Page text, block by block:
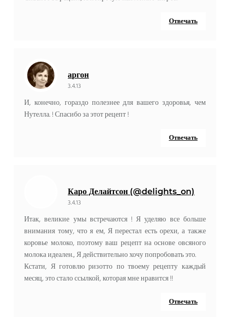
Отвечать
аргон
3.4.13
И, конечно, гораздо полезнее для вашего здоровья, чем
Нутелла. ! Спасибо за этот рецепт !
Отвечать
Каро Делайтсон (@delights_on)
3.4.13
Итак, великие умы встречаются ! Я уделяю все больше
внимания тому, что я ем, Я перестал есть орехи, а также
коровье молоко, поэтому ваш рецепт на основе овсяного
молока идеален., Я действительно хочу попробовать это.
Кстати, Я готовлю ризотто по твоему рецепту каждый
месяц, это стало ссылкой, которая мне нравится !!
Отвечать